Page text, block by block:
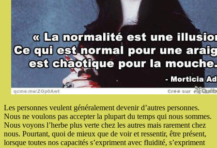
Les personnes veulent généralement devenir d’autres personnes.
Nous ne voulons pas accepter la plupart du temps qui nous sommes.
Nous voyons l’herbe plus verte chez les autres mais rarement chez
nous. Pourtant, quoi de mieux que de voir et ressentir, être présent,
lorsque toutes nos capacités s’expriment avec fluidité, s’expriment